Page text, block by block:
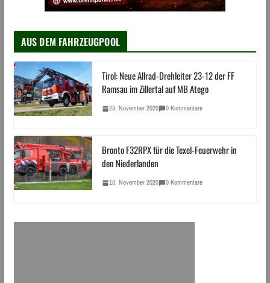
AUS DEM FAHRZEUGPOOL
Tirol: Neue Allrad-Drehleiter 23-12 der FF
Ramsau im Zillertal auf MB Atego
23. November 2020 0 Kommentare
Bronto F32RPX für die Texel-Feuerwehr in
den Niederlanden
18. November 2020 0 Kommentare